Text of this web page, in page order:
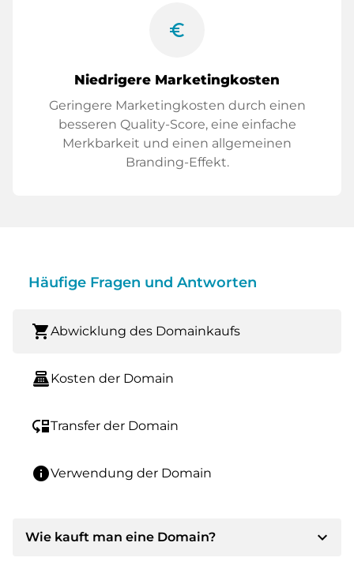
euro_symbol
Niedrigere Marketingkosten
Geringere Marketingkosten durch einen
besseren Quality-Score, eine einfache
Merkbarkeit und einen allgemeinen
Branding-Effekt.
Häufige Fragen und Antworten
shopping_cartAbwicklung des Domainkaufs
point_of_saleKosten der Domain
move_downTransfer der Domain
infoVerwendung der Domain
Wie kauft man eine Domain? expand_more